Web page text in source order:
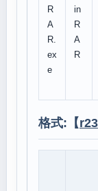
R
A
R.
ex
e
in
R
A
R
格式:【r23